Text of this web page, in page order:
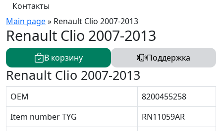
Контакты
Main page» Renault Clio 2007-2013
Renault Clio 2007-2013
В корзину Поддержка
Renault Clio 2007-2013
OEM
8200455258
Item number TYG
RN11059AR